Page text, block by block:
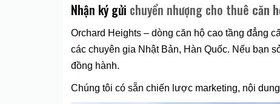
Nhận ký gửi chuyển nhượng cho thuê căn
Orchard Heights – dòng căn hộ cao tầng đẳng
các chuyên gia Nhật Bản, Hàn Quốc. Nếu bạn
đồng hành.
Chúng tôi có sẵn chiến lược marketing, nội